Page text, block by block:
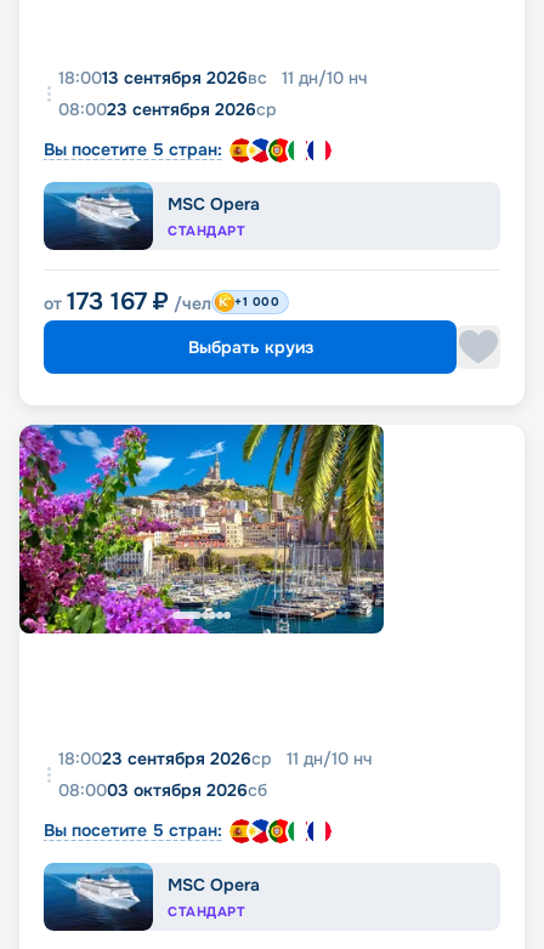
18:0013 сентября 2026вс 11 дн/10 нч
08:0023 сентября 2026ср
Вы посетите 5 стран:
MSC Opera
СТАНДАРТ
от 173 167 ₽ /чел +1 000
Выбрать круиз
18:0023 сентября 2026ср 11 дн/10 нч
08:0003 октября 2026сб
Вы посетите 5 стран:
MSC Opera
СТАНДАРТ